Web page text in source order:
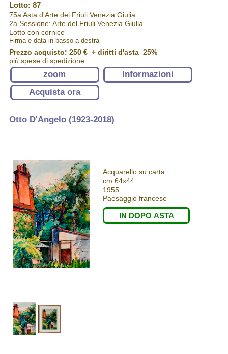
Lotto: 87
75a Asta d'Arte del Friuli Venezia Giulia
2a Sessione: Arte del Friuli Venezia Giulia
Lotto con cornice
Firma e data in basso a destra
Prezzo acquisto: 250 €+ diritti d'asta 25%
più spese di spedizione
zoom
Informazioni
Acquista ora
Otto D'Angelo (1923-2018)
Acquarello su carta
cm 64x44
1955
Paesaggio francese
IN DOPO ASTA